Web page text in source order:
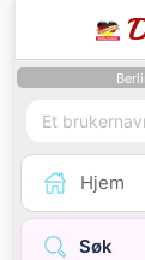
Hjem
Søk